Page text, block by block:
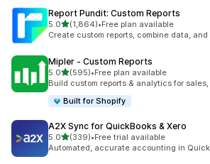
Report Pundit: Custom Reports
5.05つ星中
(1,864)
合計レビュー数：1864件
•Free plan available
Create custom reports, combine data,
Mipler ‑ Custom Reports
5.05つ星中
(595)
合計レビュー数：595件
•Free plan available
Build custom reports & analytics for
Built for Shopify
A2X Sync for QuickBooks & Xero
5.05つ星中
(339)
合計レビュー数：339件
•Free trial available
Automated, accurate accounting in